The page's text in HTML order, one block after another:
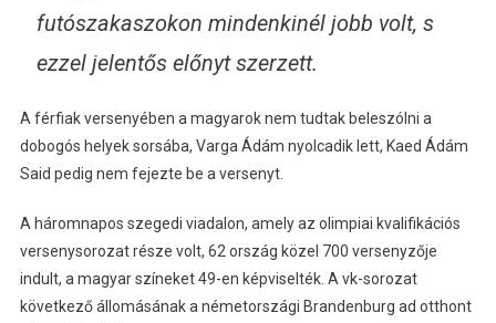
futószakaszokon mindenkinél jobb volt, s
ezzel jelentős előnyt szerzett.
A férfiak versenyében a magyarok nem tudtak beleszólni a
dobogós helyek sorsába, Varga Ádám nyolcadik lett, Kaed Ádám
Said pedig nem fejezte be a versenyt.
A háromnapos szegedi viadalon, amely az olimpiai kvalifikációs
versenysorozat része volt, 62 ország közel 700 versenyzője
indult, a magyar színeket 49-en képviselték. A vk-sorozat
következő állomásának a németországi Brandenburg ad otthont